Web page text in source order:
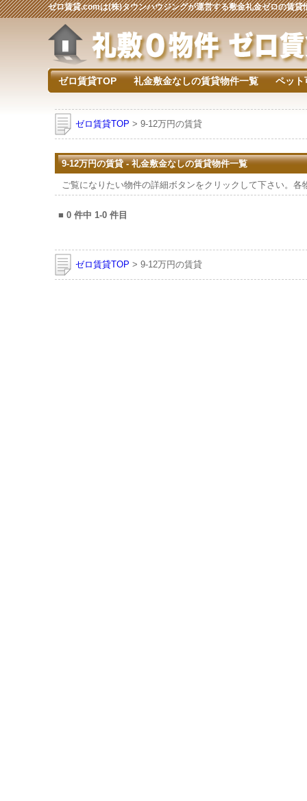
ゼロ賃貸.comは(株)タウンハウジングが運営する敷金礼金ゼロの賃貸
ゼロ賃貸TOP 礼金敷金なしの賃貸物件一覧 ペット
ゼロ賃貸TOP > 9-12万円の賃貸
9-12万円の賃貸 - 礼金敷金なしの賃貸物件一覧
ご覧になりたい物件の詳細ボタンをクリックして下さい。各
■ 0 件中 1-0 件目
ゼロ賃貸TOP > 9-12万円の賃貸